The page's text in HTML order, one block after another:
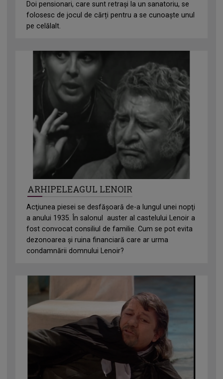
Doi pensionari, care sunt retrași la un sanatoriu, se
folosesc de jocul de cărți pentru a se cunoaște unul
pe celălalt.
ARHIPELEAGUL LENOIR
Acţiunea piesei se desfăşoară de-a lungul unei nopţi
a anului 1935. În salonul auster al castelului Lenoir a
fost convocat consiliul de familie. Cum se pot evita
dezonoarea şi ruina financiară care ar urma
condamnării domnului Lenoir?